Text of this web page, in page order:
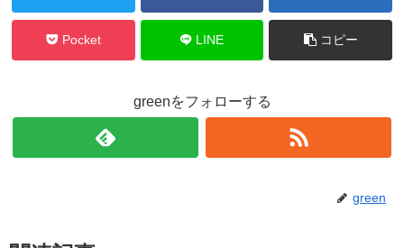
Pocket LINE コピー
greenをフォローする
green